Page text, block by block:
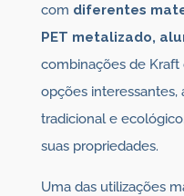
com diferentes
PET metalizado,
combinações de Kraft
opções
tradicional e
suas propriedades.
Uma das utilizações